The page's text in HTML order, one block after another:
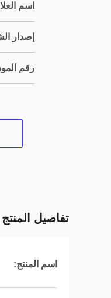
اسم
إصدار
رقم
تفاصيل المنتج
اسم المنتج: